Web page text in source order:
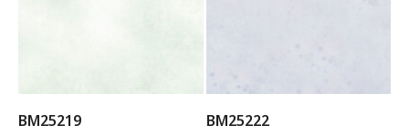
BM25219 BM25222